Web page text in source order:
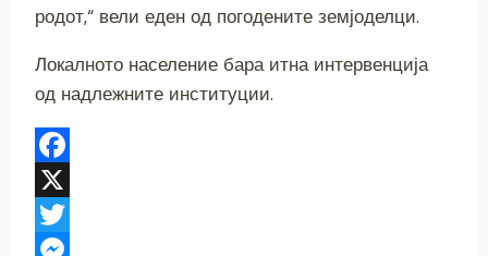
родот,“ вели еден од погодените земјоделци.
Локалното население бара итна интервенција
од надлежните институции.
Facebook
X
Twitter